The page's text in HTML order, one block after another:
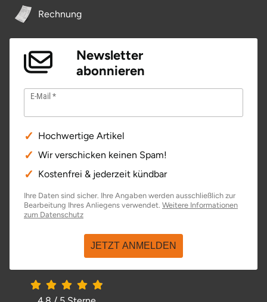
Rechnung
Newsletter
abonnieren
E-Mail
Hochwertige Artikel
Wir verschicken keinen Spam!
Kostenfrei & jederzeit kündbar
Ihre Daten sind sicher. Ihre Angaben werden ausschließlich zur
Bearbeitung Ihres Anliegens verwendet. Weitere Informationen
zum Datenschutz
JETZT ANMELDEN